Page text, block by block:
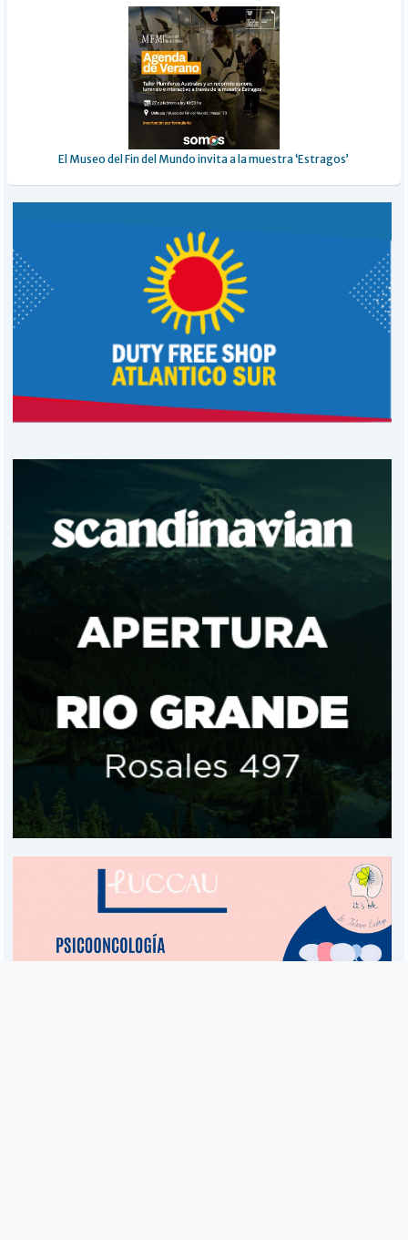
El Museo del Fin del Mundo invita a la muestra ‘Estragos’